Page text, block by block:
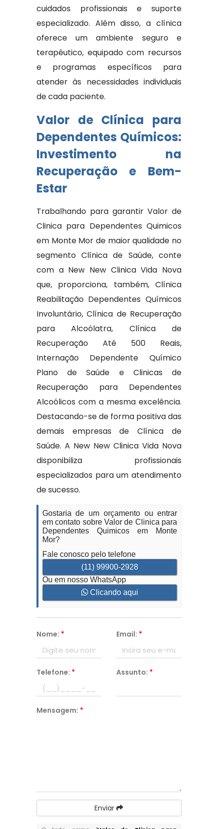
cuidados profissionais e suporte
especializado. Além disso, a clínica
oferece um ambiente seguro e
terapêutico, equipado com recursos
e programas específicos para
atender às necessidades individuais
de cada paciente.
Valor de Clínica para
Dependentes Químicos:
Investimento na
Recuperação e Bem-
Estar
Trabalhando para garantir Valor de
Clinica para Dependentes Quimicos
em Monte Mor de maior qualidade no
segmento Clínica de Saúde, conte
com a New New Clinica Vida Nova
que, proporciona, também, Clínica
Reabilitação Dependentes Químicos
Involuntário, Clínica de Recuperação
para Alcoólatra, Clínica de
Recuperação Até 500 Reais,
Internação Dependente Químico
Plano de Saúde e Clinicas de
Recuperação para Dependentes
Alcoólicos com a mesma excelência.
Destacando-se de forma positiva das
demais empresas de Clínica de
Saúde. A New New Clinica Vida Nova
disponibiliza profissionais
especializados para um atendimento
de sucesso.
Gostaria de um orçamento ou entrar
em contato sobre Valor de Clinica para
Dependentes Quimicos em Monte
Mor?
Fale conosco pelo telefone
(11) 99900-2928
Ou em nosso WhatsApp
Clicando aqui
Nome: * Email: *
Telefone: * Assunto: *
Mensagem: *
Enviar